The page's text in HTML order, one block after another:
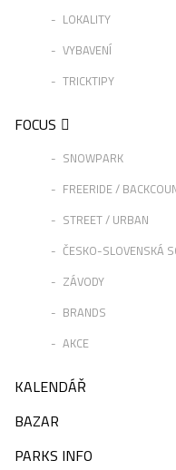
LOKALITY
VYBAVENÍ
TRICKTIPY
FOCUS
SNOWPARK
FREERIDE /
STREET / URBAN
ČESKO-SLOVENSKÁ
ZÁVODY
BRANDS
AKCE
KALENDÁŘ
BAZAR
PARKS INFO